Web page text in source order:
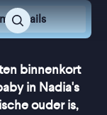
Details
binnenkort
in Nadia's
ouder is,